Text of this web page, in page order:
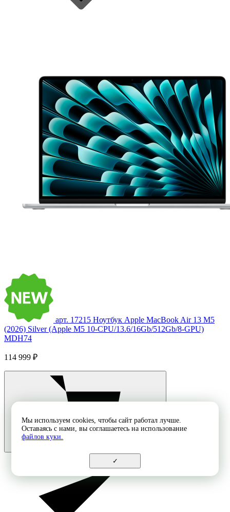
арт. 17215 Ноутбук Apple MacBook Air 13 M5
(2026) Silver (Apple M5 10-CPU/13.6/16Gb/512Gb/8-GPU)
MDH74
114 999 ₽
Мы используем cookies, чтобы сайт работал лучше.
Оставаясь с нами, вы соглашаетесь на использование
файлов куки.
✓